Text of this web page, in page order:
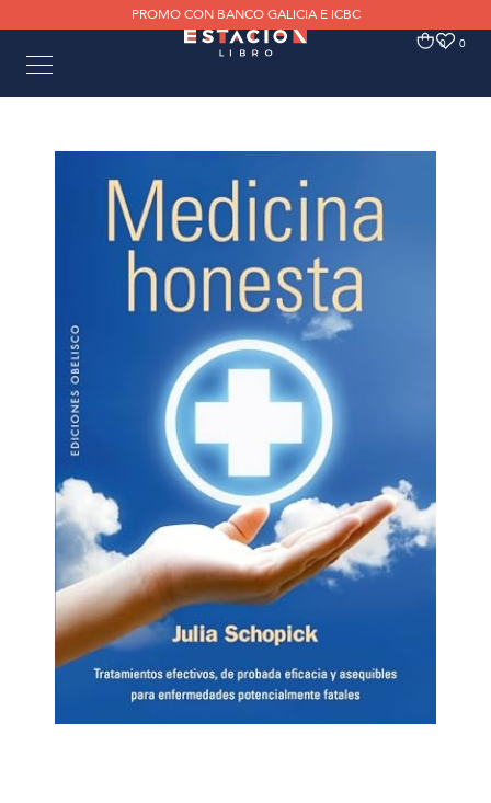
PROMO CON BANCO GALICIA E ICBC
0 0